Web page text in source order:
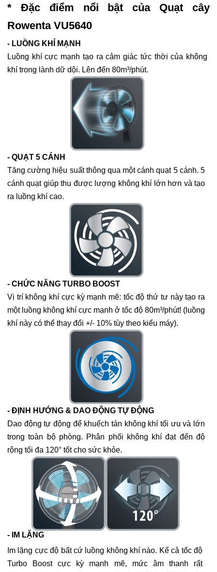
* Đặc điểm nổi bật của Quạt cây
Rowenta VU5640
- LUỒNG KHÍ MẠNH
Luồng khí cực mạnh tạo ra cảm giác tức thời của không
khí trong lành dữ dội. Lên đến 80m³/phút.
- QUẠT 5 CÁNH
Tăng cường hiệu suất thông qua một cánh quạt 5 cánh. 5
cánh quạt giúp thu được lượng không khí lớn hơn và tạo
ra luồng khí cao.
- CHỨC NĂNG TURBO BOOST
Vị trí không khí cực kỳ mạnh mẽ: tốc độ thứ tư này tạo ra
một luồng không khí cực mạnh ở tốc độ 80m³/phút! (luồng
khí này có thể thay đổi +/- 10% tùy theo kiểu máy).
- ĐỊNH HƯỚNG & DAO ĐỘNG TỰ ĐỘNG
Dao động tự động để khuếch tán không khí tối ưu và lớn
trong toàn bộ phòng. Phân phối không khí đạt đến độ
rộng tối đa 120° tốt cho sức khỏe.
- IM LẶNG
Im lặng cực độ bất cứ luồng không khí nào. Kể cả tốc độ
Turbo Boost cực kỳ mạnh mẽ, mức âm thanh rất